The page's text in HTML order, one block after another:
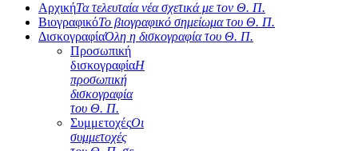
ΑρχικήΤα τελευταία νέα σχετικά με τον Θ. Π.
ΒιογραφικόΤο βιογραφικό σημείωμα του Θ. Π.
ΔισκογραφίαΌλη η δισκογραφία του Θ. Π.
Προσωπική
δισκογραφίαΗ
προσωπική
δισκογραφία
του Θ. Π.
ΣυμμετοχέςΟι
συμμετοχές